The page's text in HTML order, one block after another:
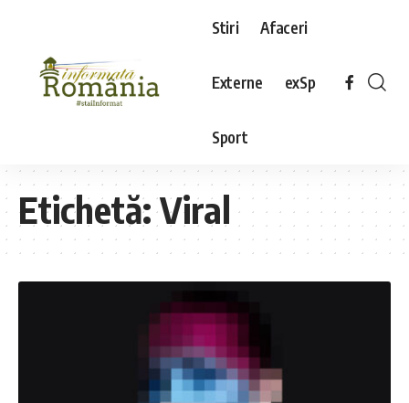
Stiri Afaceri
Externe exSp
Sport
Etichetă:Viral